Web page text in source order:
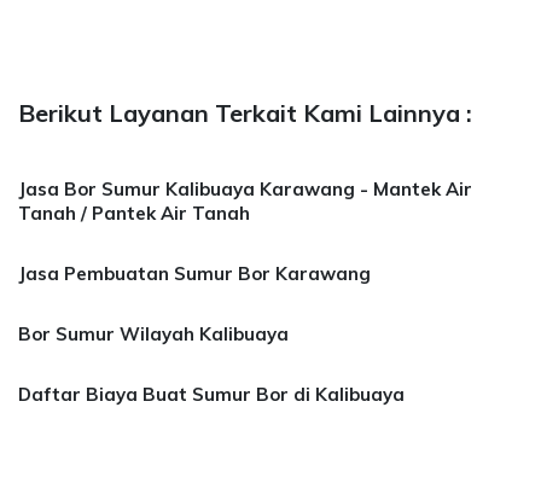
Berikut Layanan Terkait Kami Lainnya :
Jasa Bor Sumur Kalibuaya Karawang - Mantek Air
Tanah / Pantek Air Tanah
Jasa Pembuatan Sumur Bor Karawang
Bor Sumur Wilayah Kalibuaya
Daftar Biaya Buat Sumur Bor di Kalibuaya